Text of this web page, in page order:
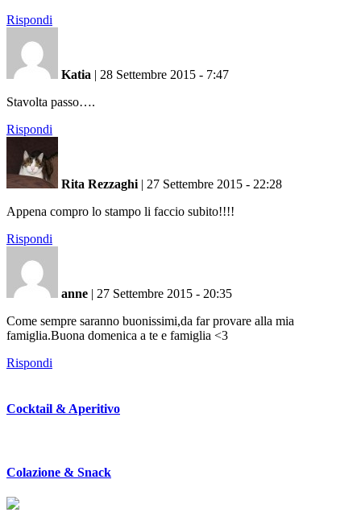
Rispondi
Katia | 28 Settembre 2015 - 7:47
Stavolta passo….
Rispondi
Rita Rezzaghi | 27 Settembre 2015 - 22:28
Appena compro lo stampo li faccio subito!!!!
Rispondi
anne | 27 Settembre 2015 - 20:35
Come sempre saranno buonissimi,da far provare alla mia
famiglia.Buona domenica a te e famiglia <3
Rispondi
Cocktail & Aperitivo
Colazione & Snack